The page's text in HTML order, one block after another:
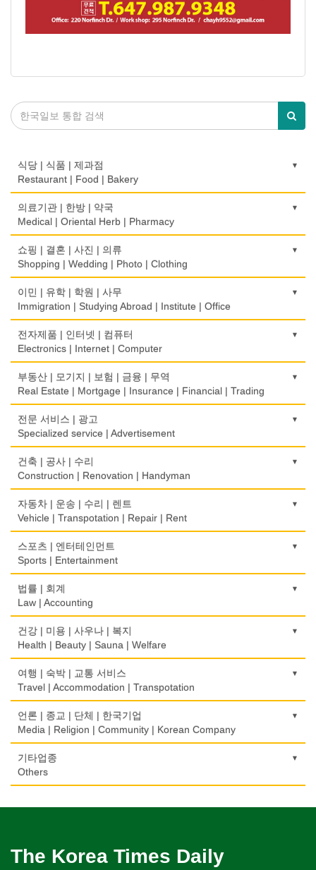
식당 | 식품 | 제과점
Restaurant | Food | Bakery
농장
Farm
떡집/방앗간
Rice Cake
Fish Market
식당/레스토랑/음식점
Restaurant
식당장비
Food Equipment
식품점
Korean Food
식품제조
Food Manufacturing
와인제조
정육점
Meat Market
제과점
Bakery
식품도매
Food Distributors
의료기관 | 한방 | 약국
Medical | Oriental Herb | Pharmacy
의사-검안의
Optometrist
보청기
Hearing Aid
Bidet
심리/정신상담
Psychologist/Psychiatrist
안경점
Optical Stores
의료기구
Medical Instruments
의치사/치과기공소
Denturist
한의원/한약
Oriental Herb/Acupuncture
약국
Pharmacy
의사-내과
Internal Medicine
의사-물리치료/카이로 프랙터
Physiotherapy/Chiropractic Clinic
의사-비뇨기과
Urologist
의사-산부인과
Obstetrician
의사-성형외과
Cosmetic Surgeon
Ophthalmologist
쇼핑 | 결혼 | 사진 | 의류
Shopping | Wedding | Photo | Clothing
한복집
Korean Costume
유리/거울/액자
Glass/Mirror/Frame
Children's Ware
결혼/폐백
Wedding
인터넷 쇼핑
Internet Shopping
결혼상담
Marriage Consulting
꽃집/화원
Florist
모피점
백화점/선물센터
Department Store/Gifts Shops
보석/귀금속/시계
Jeweler/Jeweller
비디오-사진/촬영/편집/공급
Video Service
사진촬영
Photo Studio
애완동물용품
Pet Shop
Fashion/Boutique
이민 | 유학 | 학원 | 사무
Immigration | Studying Abroad | Institute | Office
이민/유학
Immigration/Studying Abroad
사무기기
Office Equipment
Stationery/Office Equipment
서점
Book Store
운전학원
Driving School
한글학교
Korean Language School
하숙
Boarding House
학교/학원
개인지도-체육
Private Lesson-Sport
개인지도-음악
Private Lesson-Music
개인지도-옷수선
Private Lesson-Alteration
개인지도-어학/수학
개인지도-서예
개인지도-미술/사진
Private Lesson-Art/Photograph
전자제품 | 인터넷 | 컴퓨터
Electronics | Internet | Computer
금전등록기
Cash Register
인터넷 서비스/까페
Internet Service/Cafe
전자제품 판매/수리
Electronic Goods Sales/Repair
전화/통신 서비스
Telephone/Communication Service
컴퓨터 판매/수리
Computer Sales/Repair
부동산 | 모기지 | 보험 | 금융 | 무역
Real Estate | Mortgage | Insurance | Financial | Trading
도매
Wholesale
모기지
Mortgage
International Trade
보험/재정/투자
Insurance/Investment/Finance
부동산 관리
Property Management
채무조정
Bankruptcy
Real Estate
은행/금융기관
Bank/Financing Service
전문 서비스 | 광고
Specialized service | Advertisement
광고/그래픽 디자인
Advertising/Graphic Design
광고 에이전트
Advertising Agency
경보/도난방지
Alarm/Security System
묘지/비석
Cemetery/Monument
빨래방/세탁
Coin Laundry/Dry cleaning
상패/트로피
Medal/Trophy
세탁장비
Dry cleaning Equipment
악기사
열쇠
Key
보석감정사
건축 | 공사 | 수리
Construction | Renovation | Handyman
건축시공/개조
Construction/Home Renovation
건축설계사
Architect
Architecture
건물검사
Home Inspection
간판
Signs
가구판매/수리
Furniture Sales/Repair
기계제작
Machinery Rebuilding
난방/냉동
스테이징 홈
자동차 | 운송 | 수리 | 렌트
Vehicle | Transpotation | Repair | Rent
운송/통관/이삿짐
Transportation/Moving
택배
Courier Service
Taxi Service
자동차-기타
Automobile/Car
자동차-렌트
Car Rental
자동차-바디샵
Autobody Shop
자동차-판매/리스
스포츠 | 엔터테인먼트
Sports | Entertainment
골프장비
Golf Equipment
골프장
Golf/Country Club
가라오케/노래방/카페
Karaoke/Cafe
단센터
Dahn Centre
당구장
Billiard Club
볼링장
운동구/스포츠용품
법률 | 회계
Law | Accounting
교통위반티켓
Traffic Ticket
공인회계사(CPA)
CPA
번역/통역/이력서
Translation/Interpretation/Resume Service
변호사/법률서비스
Law Office
회계업무
건강 | 미용 | 사우나 | 복지
Health | Beauty | Sauna | Welfare
건강상담/식품/정보
Health Counseling/Food/Information
의료기
Medical Equipment
Massage
미용실/이발관
여행 | 숙박 | 교통 서비스
Travel | Accommodation | Transpotation
호텔/모텔/숙박
Hotel/Motel
여행/관광
Travel/Tour
언론 | 종교 | 단체 | 한국기업
Media | Religion | Community | Korean Company
기도원/수양관
Retreat Centre
Korean Businessmen's Association
Buddhist Temple
기타업종
Others
Shoe Repair
The Korea Times Daily